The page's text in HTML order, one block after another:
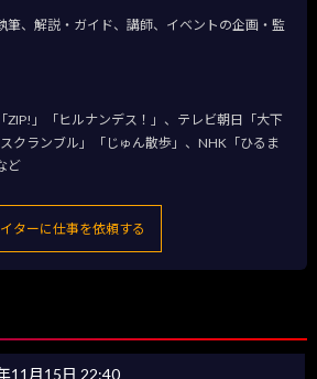
筆、解説・ガイド、講師、イベントの企画・監
ZIP!」「ヒルナンデス！」、テレビ朝日「大下
クランブル」「じゅん散歩」、NHK「ひるま
ど
ターに仕事を依頼する
11月15日 22:40